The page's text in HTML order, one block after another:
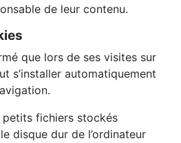
de leur contenu.
que lors de ses visites sur
s’installer automatiquement
fichiers stockés
disque dur de l’ordinateur